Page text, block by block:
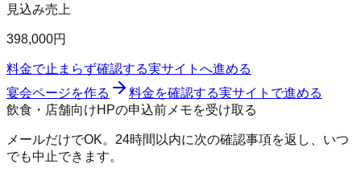
見込み売上
398,000円
料金で止まらず確認する実サイトへ進める
宴会ページを作る
料金を確認する実サイトで進める
飲食・店舗向けHPの申込前メモを受け取る
メールだけでOK。24時間以内に次の確認事項を返し、いつ
でも中止できます。